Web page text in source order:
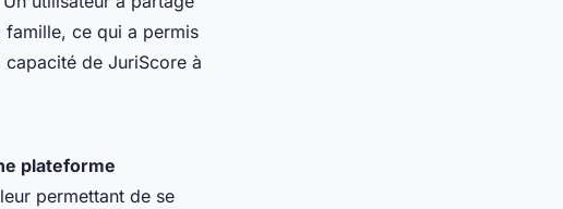
ce qui a permis
de JuriScore à
plateforme
permettant de se